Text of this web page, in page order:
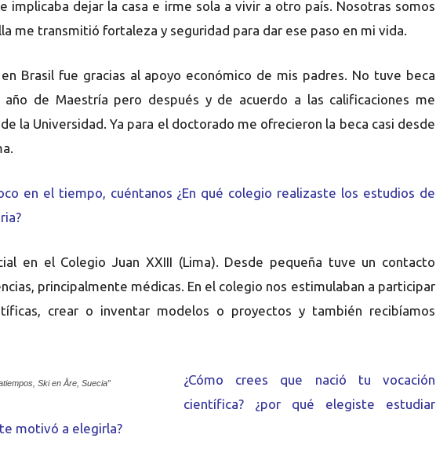
implicaba dejar la casa e irme sola a vivir a otro país. Nosotras somos
me transmitió fortaleza y seguridad para dar ese paso en mi vida.
Brasil fue gracias al apoyo económico de mis padres. No tuve beca
de Maestría pero después y de acuerdo a las calificaciones me
la Universidad. Ya para el doctorado me ofrecieron la beca casi desde
en el tiempo, cuéntanos ¿En qué colegio realizaste los estudios de
en el Colegio Juan XXIII (Lima). Desde pequeña tuve un contacto
principalmente médicas. En el colegio nos estimulaban a participar
crear o inventar modelos o proyectos y también recibíamos
Ski en Åre, Suecia”
¿Cómo crees que nació tu vocación
científica? ¿por qué elegiste estudiar
motivó a elegirla?